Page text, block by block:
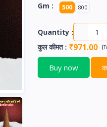
Gm : 500 800
Quantity : -
कुल कीमत: ₹971.00 (
Buy now